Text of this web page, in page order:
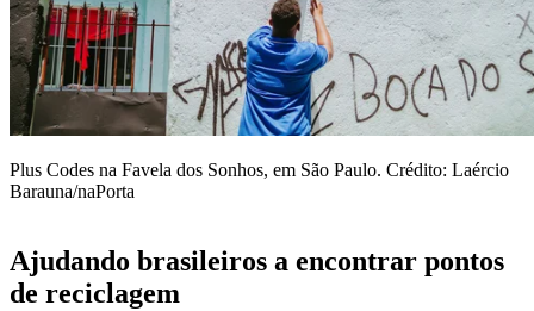
Plus Codes na Favela dos Sonhos, em São Paulo. Crédito: Laércio
Barauna/naPorta
Ajudando brasileiros a encontrar pontos
de reciclagem